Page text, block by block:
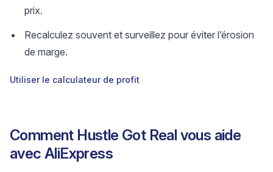
prix.
Recalculez souvent et surveillez pour éviter l’érosion
de marge.
Utiliser le calculateur de profit
Comment Hustle Got Real vous aide
avec AliExpress